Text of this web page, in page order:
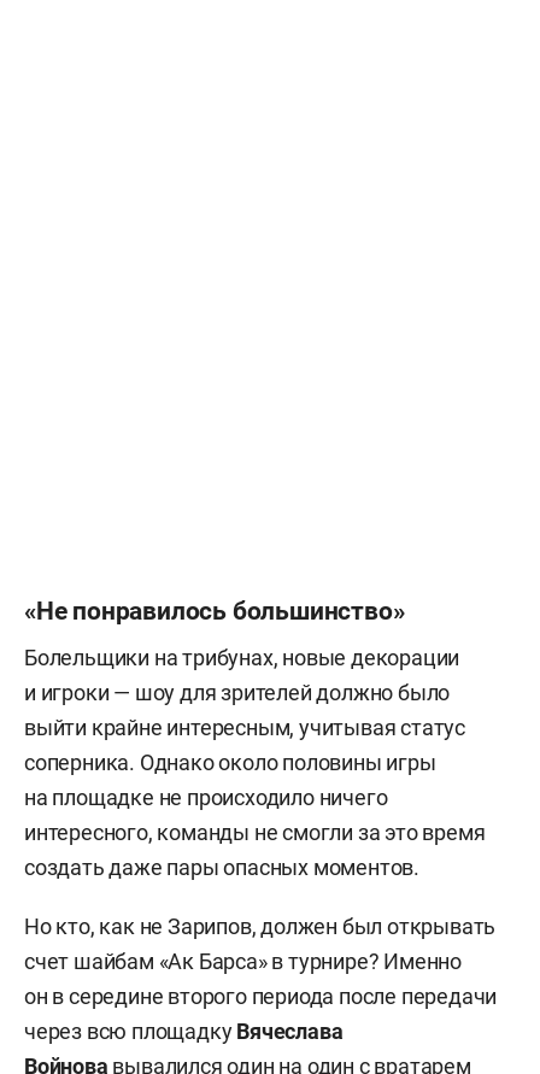
«Не понравилось большинство»
Болельщики на трибунах, новые декорации
и игроки — шоу для зрителей должно было
выйти крайне интересным, учитывая статус
соперника. Однако около половины игры
на площадке не происходило ничего
интересного, команды не смогли за это время
создать даже пары опасных моментов.
Но кто, как не Зарипов, должен был открывать
счет шайбам «Ак Барса» в турнире? Именно
он в середине второго периода после передачи
через всю площадкуВячеслава
Войнова вывалился один на один с вратарем